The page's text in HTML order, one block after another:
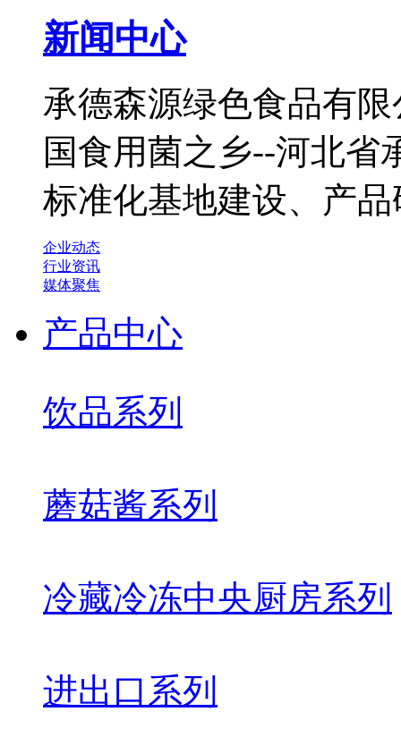
新闻中心
承德森源绿色食品有
国食用菌之乡--河北省
标准化基地建设、产
企业动态
行业资讯
媒体聚焦
产品中心
饮品系列
蘑菇酱系列
冷藏冷冻中央厨房系列
进出口系列